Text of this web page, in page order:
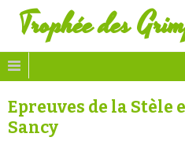
Trophée des
Epreuves de la Stèle
Sancy